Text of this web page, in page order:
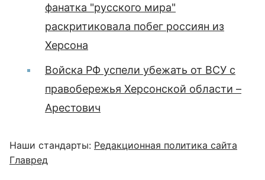
фанатка "русского мира"
раскритиковала побег россиян из
Херсона
Войска РФ успели убежать от ВСУ с
правобережья Херсонской области –
Арестович
Наши стандарты: Редакционная политика сайта
Главред